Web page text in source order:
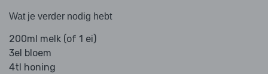
Wat je verder nodig hebt
200ml melk (of 1 ei)
3el bloem
4tl honing